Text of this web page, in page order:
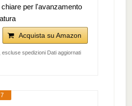
per l'avanzamento
Acquista su Amazon
escluse spedizioni Dati aggiornati